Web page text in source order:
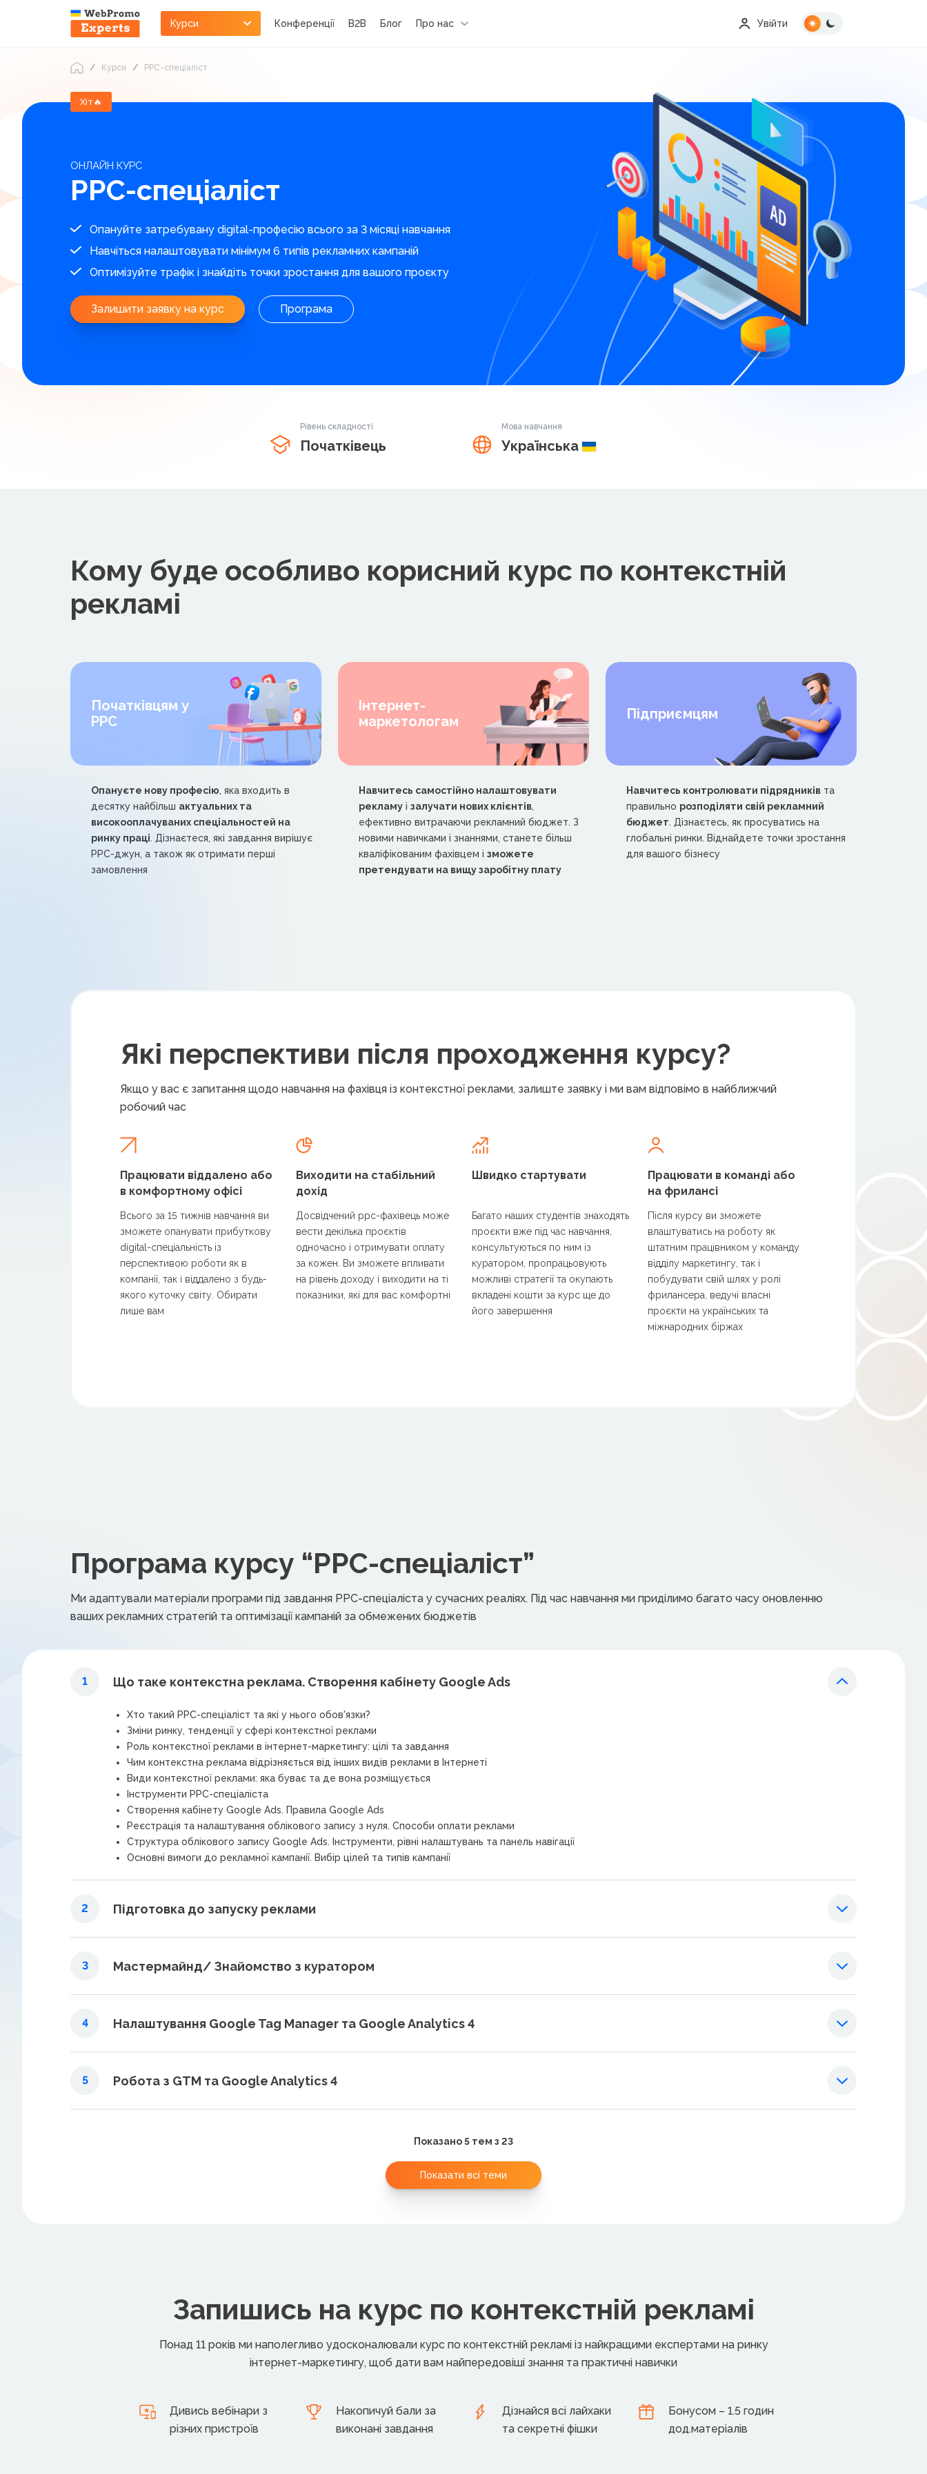
Курси Конференції B2B Блог Про нас Увійти
Курси РРС-спеціаліст
Хіт🔥
ОНЛАЙН КУРС
РРС-спеціаліст
Опануйте затребувану digital-професію всього за 3 місяці навчання
Навчіться налаштовувати мінімум 6 типів рекламних кампаній
Оптимізуйте трафік і знайдіть точки зростання для вашого проєкту
Залишити заявку на курс Програма
Рівень складності
Початківець
Мова навчання
Українська
Кому буде особливо корисний курс по контекстній
рекламі
Початківцям у
PPC
Опануєте нову професію, яка входить в
десятку найбільш актуальних та
високооплачуваних спеціальностей на
ринку праці. Дізнаєтеся, які завдання вирішує
РРС-джун, а також як отримати перші
замовлення
Інтернет-
маркетологам
Навчитесь самостійно налаштовувати
рекламу і залучати нових клієнтів,
ефективно витрачаючи рекламний бюджет. З
новими навичками і знаннями, станете більш
кваліфікованим фахівцем і зможете
претендувати на вищу заробітну плату
Підприємцям
Навчитесь контролювати підрядників та
правильно розподіляти свій рекламний
бюджет. Дізнаєтесь, як просуватись на
глобальні ринки. Віднайдете точки зростання
для вашого бізнесу
Які перспективи після проходження курсу?
Якщо у вас є запитання щодо навчання на фахівця із контекстної реклами, залиште заявку і ми вам відповімо в найближчий
робочий час
Працювати віддалено або
в комфортному офісі
Всього за 15 тижнів навчання ви
зможете опанувати прибуткову
digital-спеціальність із
перспективою роботи як в
компанії, так і віддалено з будь-
якого куточку світу. Обирати
лише вам
Виходити на стабільний
дохід
Досвідчений ppc-фахівець може
вести декілька проєктів
одночасно і отримувати оплату
за кожен. Ви зможете впливати
на рівень доходу і виходити на ті
показники, які для вас комфортні
Швидко стартувати
Багато наших студентів знаходять
проєкти вже під час навчання,
консультуються по ним із
куратором, пропрацьовують
можливі стратегії та окупають
вкладені кошти за курс ще до
його завершення
Працювати в команді або
на фрилансі
Після курсу ви зможете
влаштуватись на роботу як
штатним працівником у команду
відділу маркетингу, так і
побудувати свій шлях у ролі
фрилансера, ведучі власні
проєкти на українських та
міжнародних біржах
Програма курсу “РРС-спеціаліст”
Ми адаптували матеріали програми під завдання PPC-спеціаліста у сучасних реаліях. Під час навчання ми приділимо багато часу оновленню
ваших рекламних стратегій та оптимізації кампаній за обмежених бюджетів
1 Що таке контекстна реклама. Створення кабінету Google Ads
Хто такий РРС-спеціаліст та які у нього обов'язки?
Зміни ринку, тенденції у сфері контекстної реклами
Роль контекстної реклами в інтернет-маркетингу: цілі та завдання
Чим контекстна реклама відрізняється від інших видів реклами в Інтернеті
Види контекстної реклами: яка буває та де вона розміщується
Інструменти РРС-спеціаліста
Створення кабінету Google Ads. Правила Google Ads
Реєстрація та налаштування облікового запису з нуля. Способи оплати реклами
Структура облікового запису Google Ads. Інструменти, рівні налаштувань та панель навігації
Основні вимоги до рекламної кампанії. Вибір цілей та типів кампанії
2 Підготовка до запуску реклами
3 Мастермайнд/ Знайомство з куратором
4 Налаштування Google Tag Manager та Google Analytics 4
5 Робота з GTM та Google Analytics 4
Показано 5 тем з 23
Показати всі теми
Запишись на курс по контекстній рекламі
Понад 11 років ми наполегливо удосконалювали курс по контекстній рекламі із найкращими експертами на ринку
інтернет-маркетингу, щоб дати вам найпередовіші знання та практичні навички
Дивись вебінари з
різних пристроїв
Накопичуй бали за
виконані завдання
Дізнайся всі лайхаки
та секретні фішки
Бонусом – 1.5 годин
дод.матеріалів